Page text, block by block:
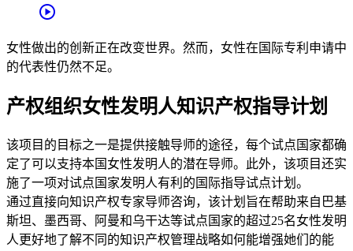
play_circle
女性做出的创新正在改变世界。然而，女性在国际专利申请中
的代表性仍然不足。
产权组织女性发明人知识产权指导计划
该项目的目标之一是提供接触导师的途径，每个试点国家都确
定了可以支持本国女性发明人的潜在导师。此外，该项目还实
施了一项对试点国家发明人有利的国际指导试点计划。
通过直接向知识产权专家导师咨询，该计划旨在帮助来自巴基
斯坦、墨西哥、阿曼和乌干达等试点国家的超过25名女性发明
人更好地了解不同的知识产权管理战略如何能增强她们的能